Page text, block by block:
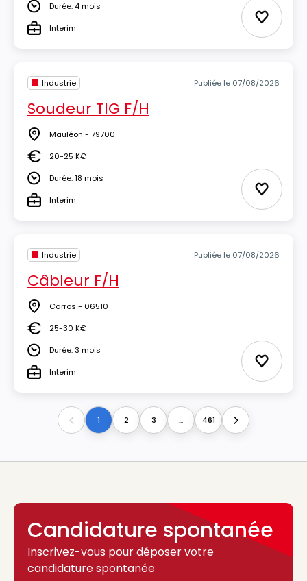
DuréeDurée: 4 mois
TypeInterim Ajouter
Industrie Publiée le 07/08/2026
Soudeur TIG F/H
Lieu Mauléon - 79700
Salaire20-25 K€
DuréeDurée: 18 mois
TypeInterim Ajouter
Industrie Publiée le 07/08/2026
Câbleur F/H
Lieu Carros - 06510
Salaire25-30 K€
DuréeDurée: 3 mois
TypeInterim Ajouter
Previous1 2 3 ... 461 Next
Candidature spontanée
Inscrivez-vous pour déposer votre
candidature spontanée